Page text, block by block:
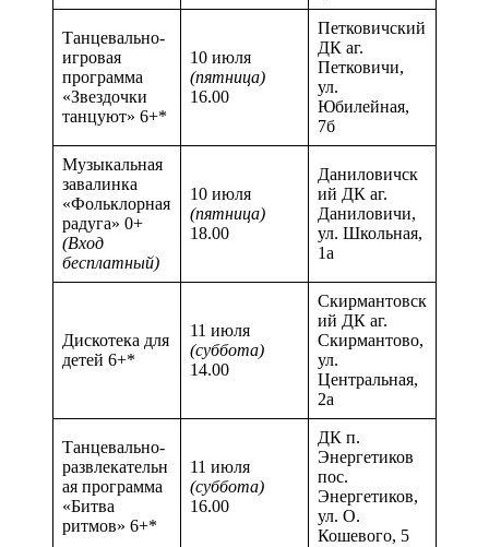
Танцевально-
игровая
программа
«Звездочки
танцуют» 6+*
10 июля
(пятница)
16.00
Петковичский
ДК аг.
Петковичи,
ул.
Юбилейная,
7б
Музыкальная
завалинка
«Фольклорная
радуга» 0+
(Вход
бесплатный)
10 июля
(пятница)
18.00
Даниловичск
ий ДК аг.
Даниловичи,
ул. Школьная,
1а
Дискотека для
детей 6+*
11 июля
(суббота)
14.00
Скирмантовск
ий ДК аг.
Скирмантово,
ул.
Центральная,
2а
Танцевально-
развлекательн
ая программа
«Битва
ритмов» 6+*
11 июля
(суббота)
16.00
ДК п.
Энергетиков
пос.
Энергетиков,
ул. О.
Кошевого, 5